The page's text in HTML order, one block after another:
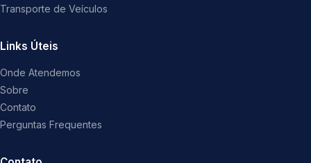
Transporte de Veículos
Links Úteis
Onde Atendemos
Sobre
Contato
Perguntas Frequentes